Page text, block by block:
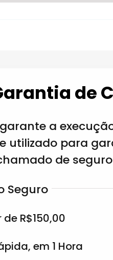
de
a
utilizado para
de
Seguro
R$150,00
em 1 Hora